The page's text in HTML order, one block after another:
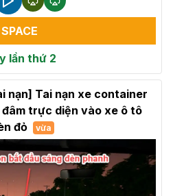
SPACE
lần thứ 2
nạn] Tai nạn xe container
trực diện vào xe ô tô
đỏ
vừa